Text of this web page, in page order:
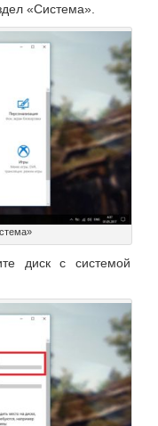
«Система».
диск с системой